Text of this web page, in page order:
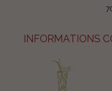
INFORMATIONS